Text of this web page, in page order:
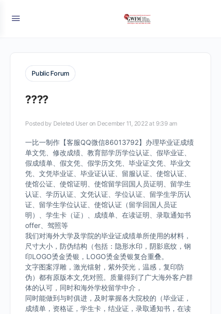
Public Forum
????
Posted by Deleted User on December 11, 2022 at 9:39 am
一比一制作【客服QQ微信86013792】办理毕业证成绩
单文凭、修改成绩、教育部学历学位认证、假毕业证、
假成绩单、假文凭、假学历文凭、毕业证文凭、毕业文
凭、文凭毕业证、毕业证认证、留服认证、使馆认证、
使馆公证、使馆证明、使馆留学回国人员证明、留学生
认证、学历认证、文凭认证、学位认证、留学生学历认
证、留学生学位认证、使馆认证（留学回国人员证
明）、学生卡（证）、成绩单、在读证明、录取通知书
offer、驾照等
我们对海外大学及学院的毕业证成绩单所使用的材料，
尺寸大小，防伪结构（包括：隐形水印，阴影底纹，钢
印LOGO烫金烫银，LOGO烫金烫银复合重叠。
文字图案浮雕，激光镭射，紫外荧光，温感，复印防
伪）都有原版本文,凭对照。质量得到了广大海外客户群
体的认可，同时和海外学校留学中介，
同时能做到与时俱进，及时掌握各大院校的（毕业证，
成绩单，资格证，学生卡，结业证，录取通知书，在读